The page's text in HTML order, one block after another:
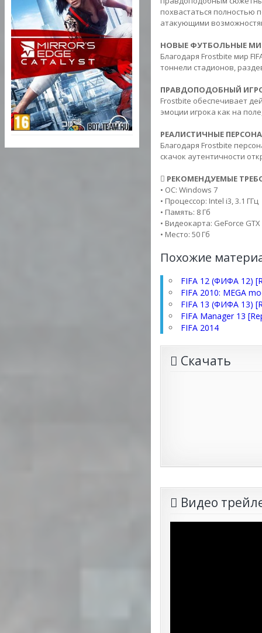
похвастаться полностью
атакующими
НОВЫЕ ФУТБОЛЬНЫЕ
Благодаря Frostbite мир
тоннели стадионов,
ПРАВДОПОДОБНЫЙ
Frostbite обеспечивает
эмоции игрока как на
РЕАЛИСТИЧНЫЕ
Благодаря Frostbite
скачок аутентичности
РЕКОМЕНДУЕМЫЕ
• ОС: Windows 7
• Процессор: Intel i3, 3.1 ГГц
• Память: 8 Гб
• Видеокарта: GeForce
• Место: 50 Гб
Похожие
FIFA 12 (ФИФА 12)
FIFA 2010: MEGA
FIFA 13 (ФИФА 13)
FIFA Manager 13
FIFA 2014
Скачать
Видео